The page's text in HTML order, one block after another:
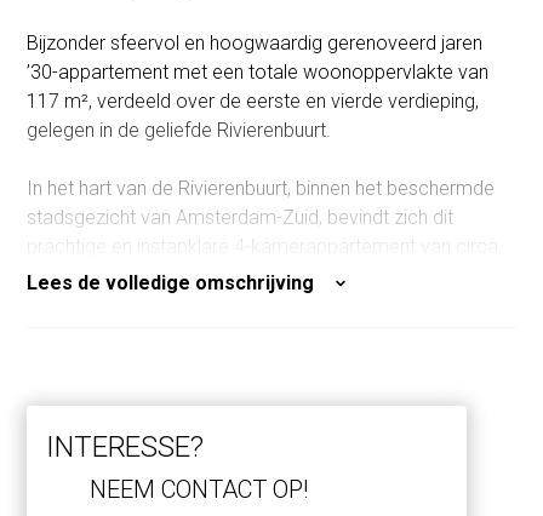
Bijzonder sfeervol en hoogwaardig gerenoveerd jaren
’30-appartement met een totale woonoppervlakte van
117 m², verdeeld over de eerste en vierde verdieping,
gelegen in de geliefde Rivierenbuurt.
In het hart van de Rivierenbuurt, binnen het beschermde
stadsgezicht van Amsterdam-Zuid, bevindt zich dit
prachtige en instapklare 4-kamerappartement van circa
101 m² op de eerste verdieping met bijzonder groen
Indeling
Lees de volledige omschrijving
INTERESSE?
NEEM CONTACT OP!